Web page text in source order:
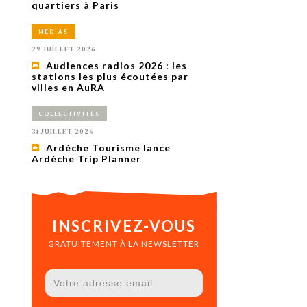
de
sur
M’ABONNER À OURSCOM PENDANT
1 AN
quartiers à Paris
MÉDIAS
29 JUILLET 2026
Audiences radios 2026 : les
stations les plus écoutées par
villes en AuRA
COLLECTIVITÉS
31 JUILLET 2026
Ardèche Tourisme lance
Ardèche Trip Planner
INSCRIVEZ-VOUS
GRATUITEMENT À LA NEWSLETTER